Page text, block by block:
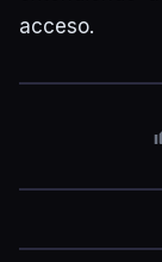
acceso.